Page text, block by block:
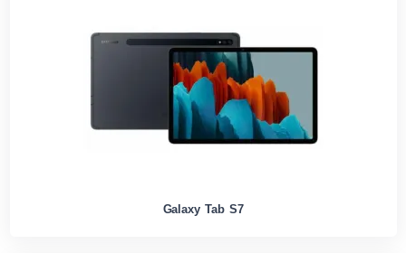
Galaxy Tab S7